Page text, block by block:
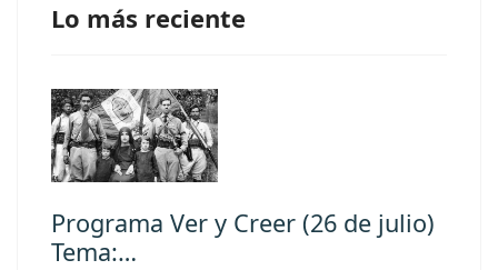
Lo más reciente
Programa Ver y Creer (26 de julio)
Tema:…